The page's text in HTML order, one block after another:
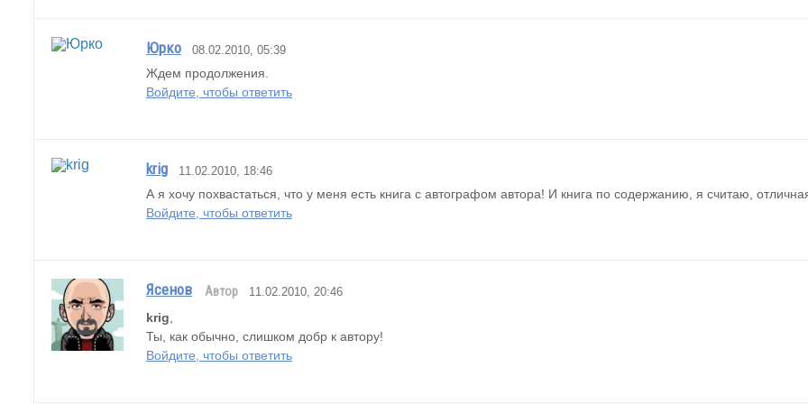
Юрко 08.02.2010, 05:39
Ждем продолжения.
Войдите, чтобы ответить
krig 11.02.2010, 18:46
А я хочу похвастаться, что у меня есть книга с автографом автора! И книга по содержанию, я считаю,
Войдите, чтобы ответить
Ясенов Автор 11.02.2010, 20:46
krig,
Ты, как обычно, слишком добр к автору!
Войдите, чтобы ответить